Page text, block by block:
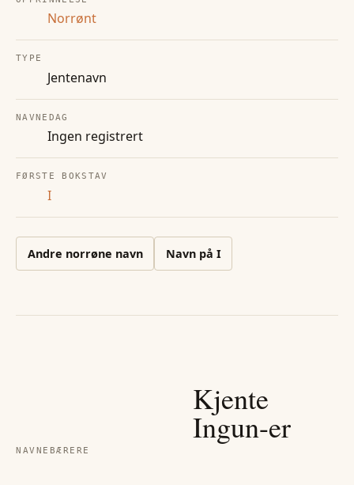
Norrønt
TYPE
Jentenavn
NAVNEDAG
Ingen registrert
FØRSTE BOKSTAV
I
Andre norrøne navn Navn på I
NAVNEBÆRERE
Kjente
Ingun-er